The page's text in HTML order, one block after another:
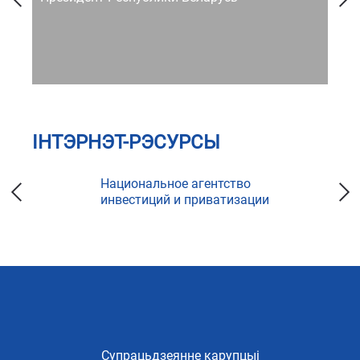
ІНТЭРНЭТ-РЭСУРСЫ
Национальное агентство
инвестиций и приватизации
Супрацьдзеянне карупцыі